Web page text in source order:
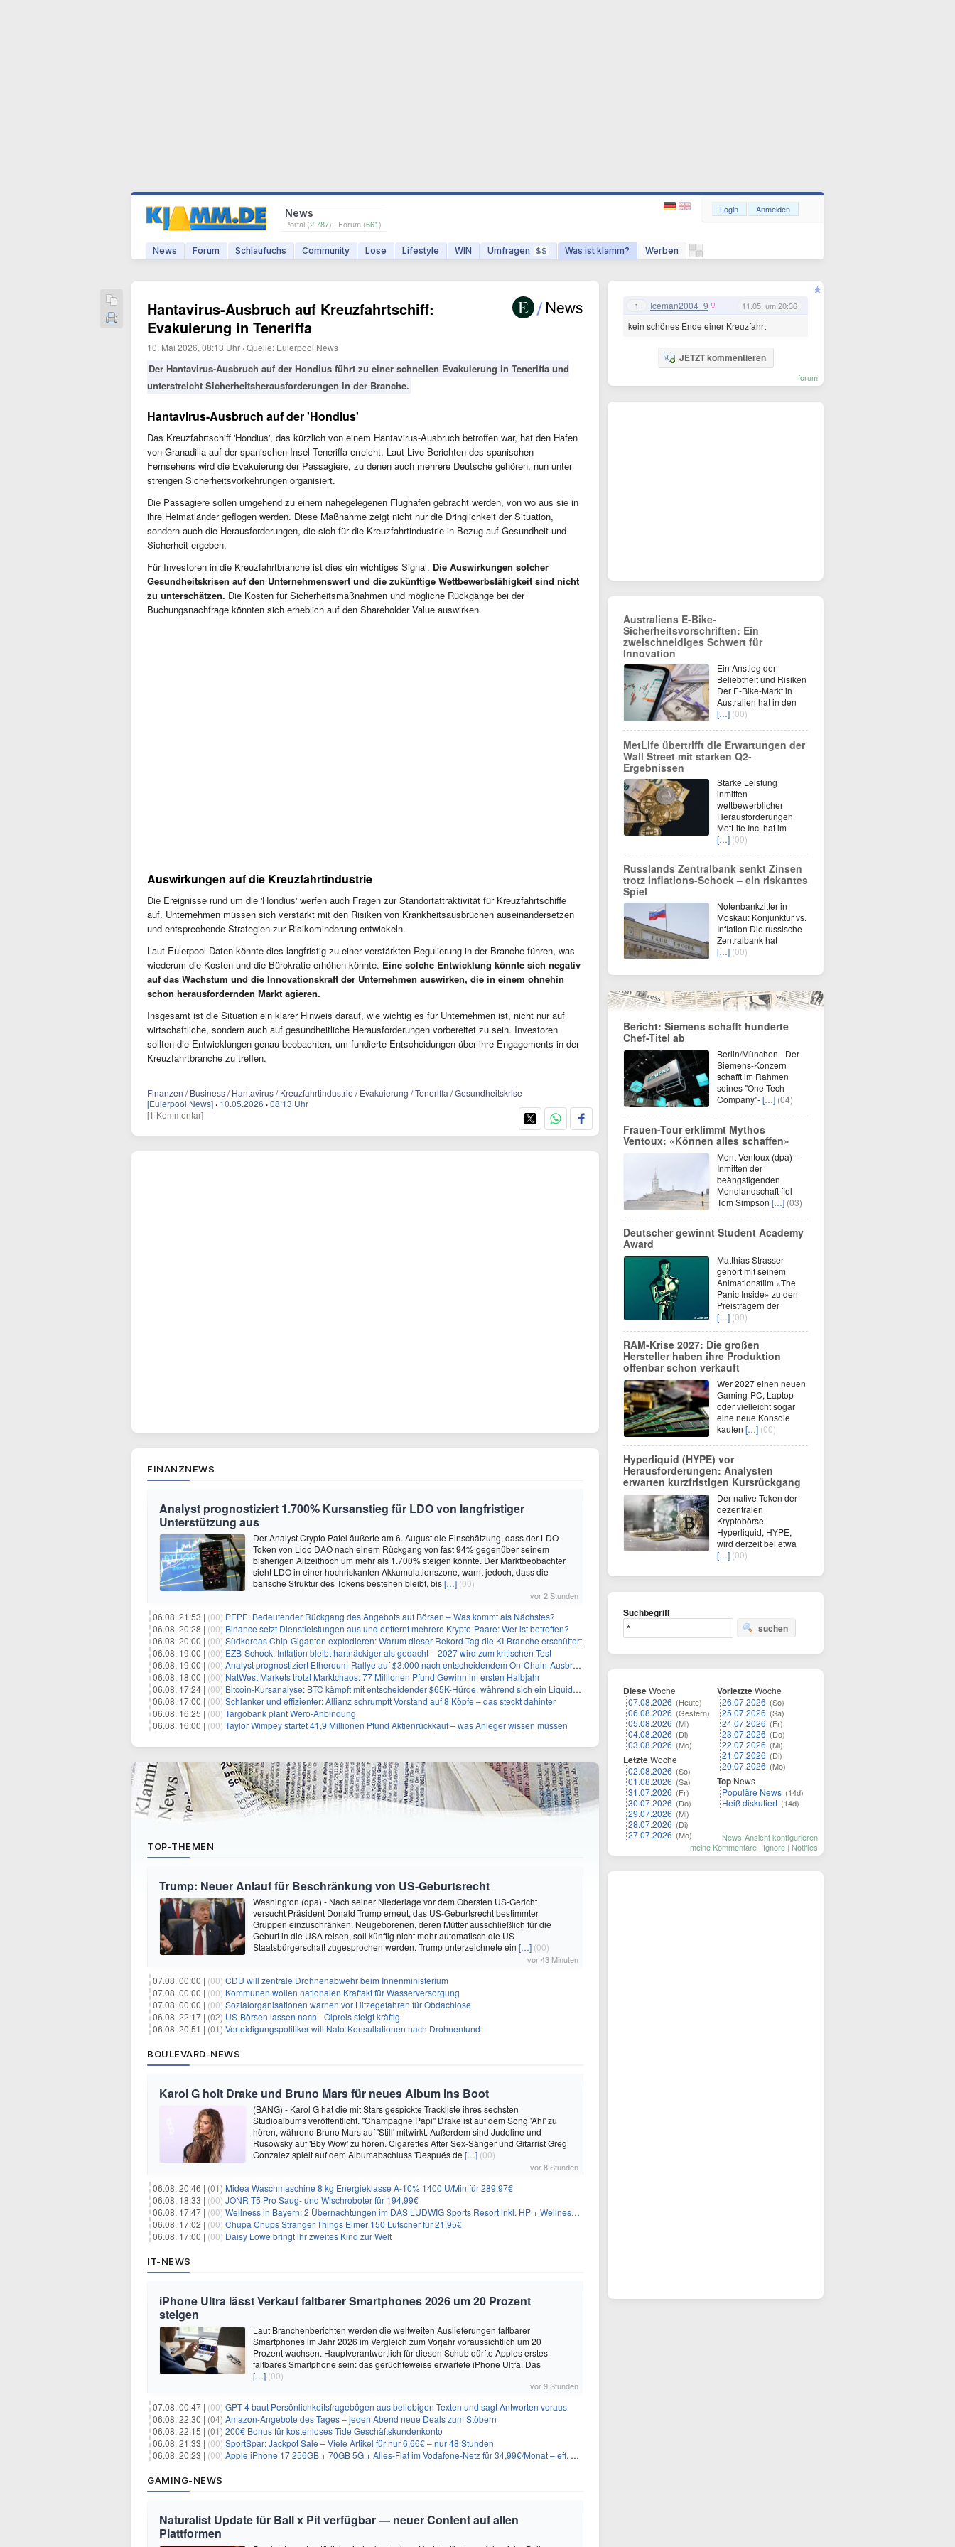
News
Portal (2.787) · Forum (661)
News Forum Schlaufuchs Community Lose Lifestyle WIN Umfragen $$ Was ist klamm? Werben
Login Anmelden
Hantavirus-Ausbruch auf Kreuzfahrtschiff:
Evakuierung in Teneriffa
10. Mai 2026, 08:13 Uhr ·Quelle: Eulerpool News
Der Hantavirus-Ausbruch auf der Hondius führt zu einer schnellen Evakuierung in Teneriffa und
unterstreicht Sicherheitsherausforderungen in der Branche.
Hantavirus-Ausbruch auf der 'Hondius'
Das Kreuzfahrtschiff 'Hondius', das kürzlich von einem Hantavirus-Ausbruch betroffen war, hat den Hafen
von Granadilla auf der spanischen Insel Teneriffa erreicht. Laut Live-Berichten des spanischen
Fernsehens wird die Evakuierung der Passagiere, zu denen auch mehrere Deutsche gehören, nun unter
strengen Sicherheitsvorkehrungen organisiert.
Die Passagiere sollen umgehend zu einem nahegelegenen Flughafen gebracht werden, von wo aus sie in
ihre Heimatländer geflogen werden. Diese Maßnahme zeigt nicht nur die Dringlichkeit der Situation,
sondern auch die Herausforderungen, die sich für die Kreuzfahrtindustrie in Bezug auf Gesundheit und
Sicherheit ergeben.
Für Investoren in die Kreuzfahrtbranche ist dies ein wichtiges Signal. Die Auswirkungen solcher
Gesundheitskrisen auf den Unternehmenswert und die zukünftige Wettbewerbsfähigkeit sind nicht
zu unterschätzen. Die Kosten für Sicherheitsmaßnahmen und mögliche Rückgänge bei der
Buchungsnachfrage könnten sich erheblich auf den Shareholder Value auswirken.
Auswirkungen auf die Kreuzfahrtindustrie
Die Ereignisse rund um die 'Hondius' werfen auch Fragen zur Standortattraktivität für Kreuzfahrtschiffe
auf. Unternehmen müssen sich verstärkt mit den Risiken von Krankheitsausbrüchen auseinandersetzen
und entsprechende Strategien zur Risikominderung entwickeln.
Laut Eulerpool-Daten könnte dies langfristig zu einer verstärkten Regulierung in der Branche führen, was
wiederum die Kosten und die Bürokratie erhöhen könnte. Eine solche Entwicklung könnte sich negativ
auf das Wachstum und die Innovationskraft der Unternehmen auswirken, die in einem ohnehin
schon herausfordernden Markt agieren.
Insgesamt ist die Situation ein klarer Hinweis darauf, wie wichtig es für Unternehmen ist, nicht nur auf
wirtschaftliche, sondern auch auf gesundheitliche Herausforderungen vorbereitet zu sein. Investoren
sollten die Entwicklungen genau beobachten, um fundierte Entscheidungen über ihre Engagements in der
Kreuzfahrtbranche zu treffen.
Finanzen / Business / Hantavirus / Kreuzfahrtindustrie / Evakuierung / Teneriffa / Gesundheitskrise
[Eulerpool News] · 10.05.2026 ·08:13 Uhr
[1 Kommentar]
FINANZNEWS
Analyst prognostiziert 1.700% Kursanstieg für LDO von langfristiger
Unterstützung aus
Der Analyst Crypto Patel äußerte am 6. August die Einschätzung, dass der LDO-
Token von Lido DAO nach einem Rückgang von fast 94% gegenüber seinem
bisherigen Allzeithoch um mehr als 1.700% steigen könnte. Der Marktbeobachter
sieht LDO in einer hochriskanten Akkumulationszone, warnt jedoch, dass die
bärische Struktur des Tokens bestehen bleibt, bis[…] (00)
vor 2 Stunden
06.08. 21:53 | (00) PEPE: Bedeutender Rückgang des Angebots auf Börsen – Was kommt als Nächstes?
06.08. 20:28 | (00) Binance setzt Dienstleistungen aus und entfernt mehrere Krypto-Paare: Wer ist betroffen?
06.08. 20:00 | (00) Südkoreas Chip-Giganten explodieren: Warum dieser Rekord-Tag die KI-Branche erschüttert
06.08. 19:00 | (00) EZB-Schock: Inflation bleibt hartnäckiger als gedacht – 2027 wird zum kritischen Test
06.08. 19:00 | (00) Analyst prognostiziert Ethereum-Rallye auf $3.000 nach entscheidendem On-Chain-Ausbruch
06.08. 18:00 | (00) NatWest Markets trotzt Marktchaos: 77 Millionen Pfund Gewinn im ersten Halbjahr
06.08. 17:24 | (00) Bitcoin-Kursanalyse: BTC kämpft mit entscheidender $65K-Hürde, während sich ein Liquidationscluster aufbaut
06.08. 17:00 | (00) Schlanker und effizienter: Allianz schrumpft Vorstand auf 8 Köpfe – das steckt dahinter
06.08. 16:25 | (00) Targobank plant Wero-Anbindung
06.08. 16:00 | (00) Taylor Wimpey startet 41,9 Millionen Pfund Aktienrückkauf – was Anleger wissen müssen
TOP-THEMEN
Trump: Neuer Anlauf für Beschränkung von US-Geburtsrecht
Washington (dpa) - Nach seiner Niederlage vor dem Obersten US-Gericht
versucht Präsident Donald Trump erneut, das US-Geburtsrecht bestimmter
Gruppen einzuschränken. Neugeborenen, deren Mütter ausschließlich für die
Geburt in die USA reisen, soll künftig nicht mehr automatisch die US-
Staatsbürgerschaft zugesprochen werden. Trump unterzeichnete ein […] (00)
vor 43 Minuten
07.08. 00:00 | (00) CDU will zentrale Drohnenabwehr beim Innenministerium
07.08. 00:00 | (00) Kommunen wollen nationalen Kraftakt für Wasserversorgung
07.08. 00:00 | (00) Sozialorganisationen warnen vor Hitzegefahren für Obdachlose
06.08. 22:17 | (02) US-Börsen lassen nach - Ölpreis steigt kräftig
06.08. 20:51 | (01) Verteidigungspolitiker will Nato-Konsultationen nach Drohnenfund
BOULEVARD-NEWS
Karol G holt Drake und Bruno Mars für neues Album ins Boot
(BANG) - Karol G hat die mit Stars gespickte Trackliste ihres sechsten
Studioalbums veröffentlicht. "Champagne Papi" Drake ist auf dem Song 'Ahí' zu
hören, während Bruno Mars auf 'Still' mitwirkt. Außerdem sind Judeline und
Rusowsky auf 'Bby Wow' zu hören. Cigarettes After Sex-Sänger und Gitarrist Greg
Gonzalez spielt auf dem Albumabschluss 'Después de […] (00)
vor 8 Stunden
06.08. 20:46 | (01) Midea Waschmaschine 8 kg Energieklasse A-10% 1400 U/Min für 289,97€
06.08. 18:33 | (00) JONR T5 Pro Saug- und Wischroboter für 194,99€
06.08. 17:47 | (00) Wellness in Bayern: 2 Übernachtungen im DAS LUDWIG Sports Resort inkl. HP + Wellness ab 174€ p.P.
06.08. 17:02 | (00) Chupa Chups Stranger Things Eimer 150 Lutscher für 21,95€
06.08. 17:00 | (00) Daisy Lowe bringt ihr zweites Kind zur Welt
IT-NEWS
iPhone Ultra lässt Verkauf faltbarer Smartphones 2026 um 20 Prozent
steigen
Laut Branchenberichten werden die weltweiten Auslieferungen faltbarer
Smartphones im Jahr 2026 im Vergleich zum Vorjahr voraussichtlich um 20
Prozent wachsen. Hauptverantwortlich für diesen Schub dürfte Apples erstes
faltbares Smartphone sein: das gerüchteweise erwartete iPhone Ultra. Das
[…] (00)
vor 9 Stunden
07.08. 00:47 | (00) GPT-4 baut Persönlichkeitsfragebögen aus beliebigen Texten und sagt Antworten voraus
06.08. 22:30 | (04) Amazon-Angebote des Tages – jeden Abend neue Deals zum Stöbern
06.08. 22:15 | (01) 200€ Bonus für kostenloses Tide Geschäftskundenkonto
06.08. 21:33 | (00) SportSpar: Jackpot Sale – Viele Artikel für nur 6,66€ – nur 48 Stunden
06.08. 20:23 | (00) Apple iPhone 17 256GB + 70GB 5G + Alles-Flat im Vodafone-Netz für 34,99€/Monat – eff. 4,65€/Monat
GAMING-NEWS
Naturalist Update für Ball x Pit verfügbar — neuer Content auf allen
Plattformen
1 Iceman2004_9 11.05. um 20:36
kein schönes Ende einer Kreuzfahrt
JETZT kommentieren
forum
Australiens E-Bike-
Sicherheitsvorschriften: Ein
zweischneidiges Schwert für
Innovation
Ein Anstieg der
Beliebtheit und Risiken
Der E-Bike-Markt in
Australien hat in den
[…] (00)
MetLife übertrifft die Erwartungen der
Wall Street mit starken Q2-
Ergebnissen
Starke Leistung
inmitten
wettbewerblicher
Herausforderungen
MetLife Inc. hat im
[…] (00)
Russlands Zentralbank senkt Zinsen
trotz Inflations-Schock – ein riskantes
Spiel
Notenbankzitter in
Moskau: Konjunktur vs.
Inflation Die russische
Zentralbank hat
[…] (00)
Bericht: Siemens schafft hunderte
Chef-Titel ab
Berlin/München - Der
Siemens-Konzern
schafft im Rahmen
seines "One Tech
Company"-[…] (04)
Frauen-Tour erklimmt Mythos
Ventoux: «Können alles schaffen»
Mont Ventoux (dpa) -
Inmitten der
beängstigenden
Mondlandschaft fiel
Tom Simpson […] (03)
Deutscher gewinnt Student Academy
Award
Matthias Strasser
gehört mit seinem
Animationsfilm «The
Panic Inside» zu den
Preisträgern der
[…] (00)
RAM-Krise 2027: Die großen
Hersteller haben ihre Produktion
offenbar schon verkauft
Wer 2027 einen neuen
Gaming-PC, Laptop
oder vielleicht sogar
eine neue Konsole
kaufen […] (00)
Hyperliquid (HYPE) vor
Herausforderungen: Analysten
erwarten kurzfristigen Kursrückgang
Der native Token der
dezentralen
Kryptobörse
Hyperliquid, HYPE,
wird derzeit bei etwa
[…] (00)
Suchbegriff
suchen
DieseWoche
07.08.2026 (Heute)
06.08.2026 (Gestern)
05.08.2026 (Mi)
04.08.2026 (Di)
03.08.2026 (Mo)
LetzteWoche
02.08.2026 (So)
01.08.2026 (Sa)
31.07.2026 (Fr)
30.07.2026 (Do)
29.07.2026 (Mi)
28.07.2026 (Di)
27.07.2026 (Mo)
VorletzteWoche
26.07.2026 (So)
25.07.2026 (Sa)
24.07.2026 (Fr)
23.07.2026 (Do)
22.07.2026 (Mi)
21.07.2026 (Di)
20.07.2026 (Mo)
Top News
Populäre News (14d)
Heiß diskutiert (14d)
News-Ansicht konfigurieren
meine Kommentare | Ignore | Notifies